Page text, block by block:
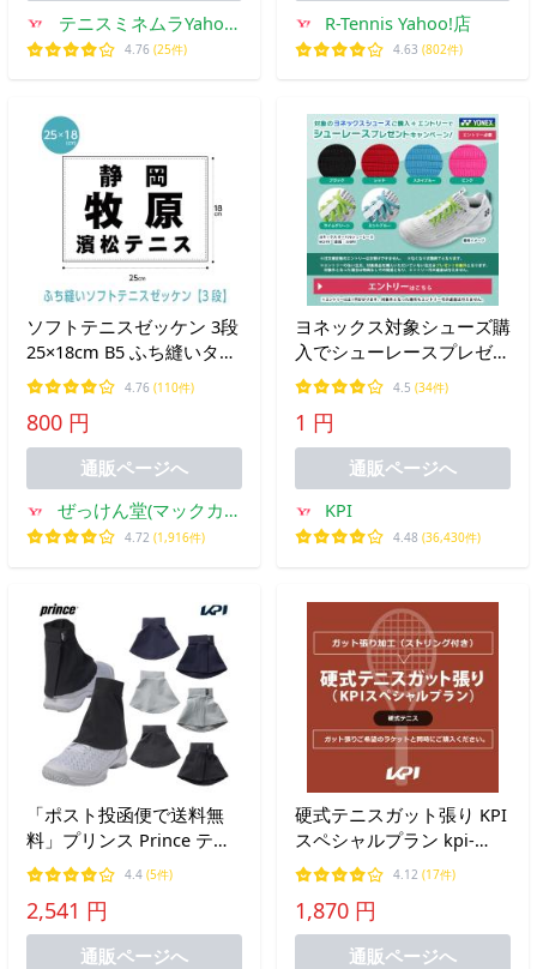
テニスミネムラYahoo!
店
4.76 (25件)
R-Tennis Yahoo!店
4.63 (802件)
ソフトテニスゼッケン 3段
25×18cm B5 ふち縫いタイ
プ 大会 チーム名 名入れ
布ゼッケン スポーツゼッ
ケン
4.76 (110件)
800 円
通販ページへ
ぜっけん堂(マックカッ
トヤフー店)
4.72 (1,916件)
ヨネックス対象シューズ購
入でシューレースプレゼン
トキャンペーンエントリー
4.5 (34件)
1 円
通販ページへ
KPI
4.48 (36,430件)
「ポスト投函便で送料無
料」プリンス Prince テニ
スアクセサリー スナガー
ド PO653 ユニセックス シ
ューズ砂侵入防止 砂ガー
ド
4.4 (5件)
2,541 円
通販ページへ
硬式テニスガット張り KPI
スペシャルプラン kpi-
special-t-gut ガット張り
工賃＋ガット
4.12 (17件)
1,870 円
通販ページへ